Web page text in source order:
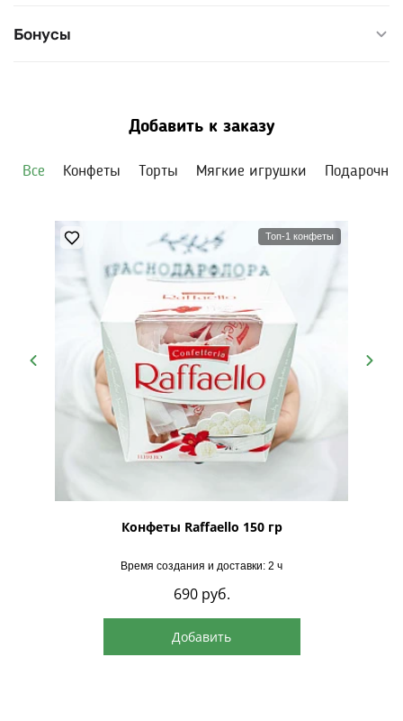
Бонусы
Добавить к заказу
Все Конфеты Торты Мягкие игрушки
Топ-1 конфеты
Конфеты Raffaello 150 гр
Время создания и доставки: 2 ч
690 руб.
Добавить